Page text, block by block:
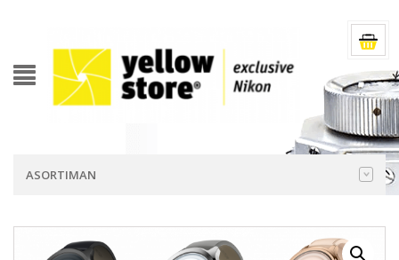
ASORTIMAN